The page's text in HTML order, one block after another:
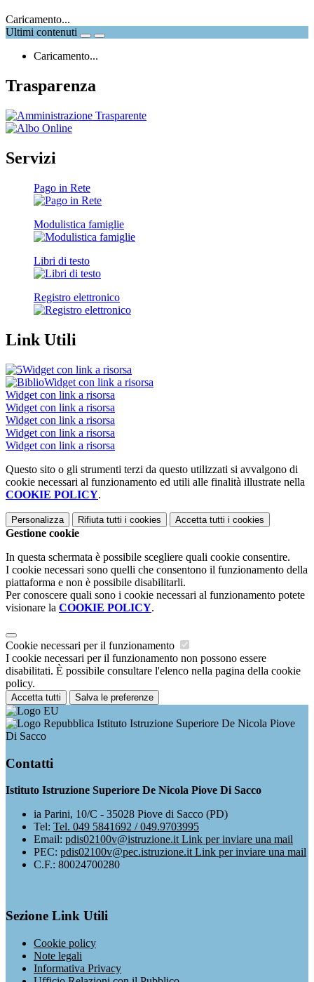
Caricamento...
Ultimi contenuti
Caricamento...
Trasparenza
Servizi
Pago in Rete
Modulistica famiglie
Libri di testo
Registro elettronico
Link Utili
Widget con link a risorsa
Widget con link a risorsa
Widget con link a risorsa
Widget con link a risorsa
Widget con link a risorsa
Widget con link a risorsa
Widget con link a risorsa
Questo sito o gli strumenti terzi da questo utilizzati si avvalgono di
cookie necessari al funzionamento ed utili alle finalità illustrate nella
COOKIE POLICY.
Personalizza Rifiuta tutti i cookies Accetta tutti i cookies
Gestione cookie
In questa schermata è possibile scegliere quali cookie consentire.
I cookie necessari sono quelli che consentono il funzionamento della
piattaforma e non è possibile disabilitarli.
Per conoscere quali sono i cookie necessari al funzionamento potete
visionare la COOKIE POLICY.
Cookie necessari per il funzionamento
I cookie necessari per il funzionamento non possono essere
disabilitati. È possibile consultare l'elenco nella pagina della cookie
policy.
Accetta tutti Salva le preferenze
Istituto Istruzione Superiore De Nicola Piove
Di Sacco
Contatti
Istituto Istruzione Superiore De Nicola Piove Di Sacco
ia Parini, 10/C - 35028 Piove di Sacco (PD)
Tel: Tel. 049 5841692 / 049.9703995
Email: pdis02100v@istruzione.it Link per inviare una mail
PEC: pdis02100v@pec.istruzione.it Link per inviare una mail
C.F.: 80024700280
Sezione Link Utili
Cookie policy
Note legali
Informativa Privacy